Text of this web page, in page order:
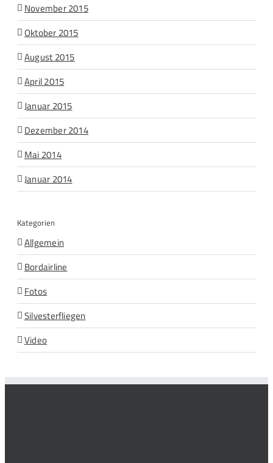
November 2015
Oktober 2015
August 2015
April 2015
Januar 2015
Dezember 2014
Mai 2014
Januar 2014
Kategorien
Allgemein
Bordairline
Fotos
Silvesterfliegen
Video